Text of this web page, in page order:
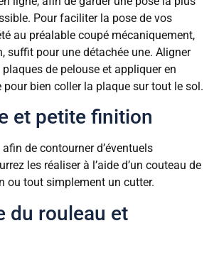
Pour faciliter la pose de vos
au préalable coupé mécaniquement,
suffit pour une détachée une. Aligner
de pelouse et appliquer en
bien coller la plaque sur tout le sol.
et petite finition
de contourner d’éventuels
les réaliser à l’aide d’un couteau de
ou tout simplement un cutter.
du rouleau et